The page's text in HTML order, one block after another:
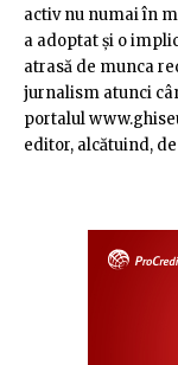
activ nu numai în
a adoptat şi o
atrasă de munca
jurnalism atunci
portalul
editor, alcătuind,